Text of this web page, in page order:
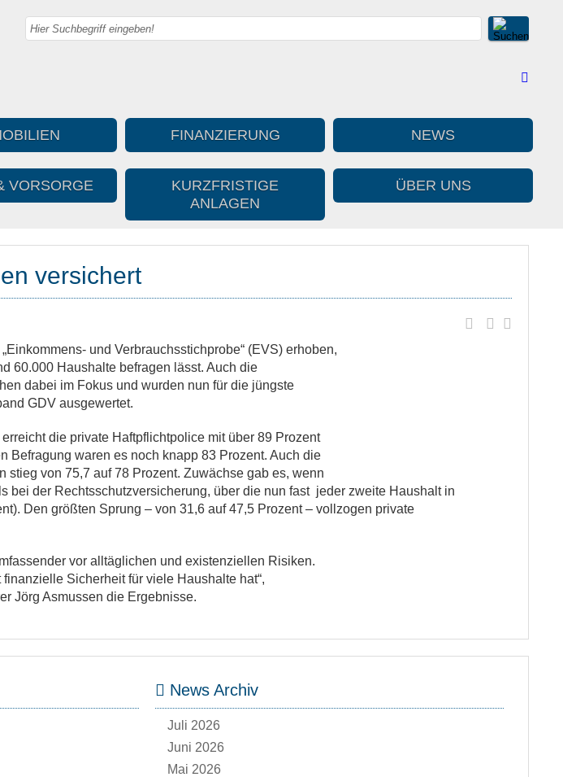
FINANZIERUNG NEWS
VORSORGE
KURZFRISTIGE
ANLAGEN
ÜBER UNS
versichert
und Verbrauchsstichprobe“ (EVS) erhoben,
60.000 Haushalte befragen lässt. Auch die
dabei im Fokus und wurden nun für die jüngste
GDV ausgewertet.
die private Haftpflichtpolice mit über 89 Prozent
Befragung waren es noch knapp 83 Prozent. Auch die
stieg von 75,7 auf 78 Prozent. Zuwächse gab es, wenn
bei der Rechtsschutzversicherung, über die nun fast jeder zweite Haushalt in
Den größten Sprung – von 31,6 auf 47,5 Prozent – vollzogen private
vor alltäglichen und existenziellen Risiken.
Sicherheit für viele Haushalte hat“,
Jörg Asmussen die Ergebnisse.
News Archiv
Juli 2026
Juni 2026
Mai 2026